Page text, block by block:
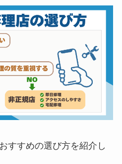
すすめの選び方を紹介し